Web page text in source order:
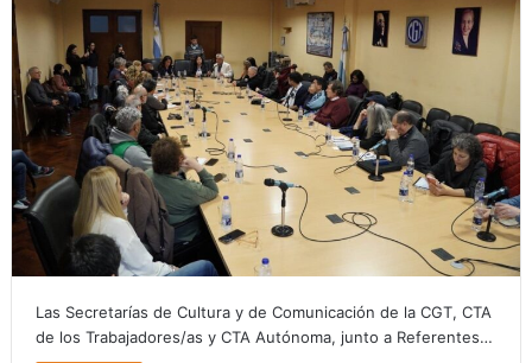
Las Secretarías de Cultura y de Comunicación de la CGT, CTA
de los Trabajadores/as y CTA Autónoma, junto a Referentes…